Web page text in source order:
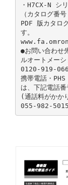
・H7CX-N シ
（カタログ番
PDF 版カタロ
す。
●お問い合わせ
ルオートメー
0120-919-066
携帯電話・
は、下記電話番
(通話料がかか